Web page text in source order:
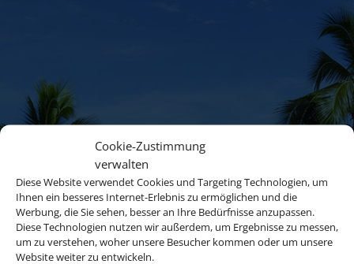
Cookie-Zustimmung
verwalten
Diese Website verwendet Cookies und Targeting Technologien, um
Ihnen ein besseres Internet-Erlebnis zu ermöglichen und die
Werbung, die Sie sehen, besser an Ihre Bedürfnisse anzupassen.
Diese Technologien nutzen wir außerdem, um Ergebnisse zu messen,
um zu verstehen, woher unsere Besucher kommen oder um unsere
Website weiter zu entwickeln.
Die Abwicklung der Buchung
übernimmt Schmetterling
International GmbH & Co.KG im
Auftrag des Webseiteninhabers.